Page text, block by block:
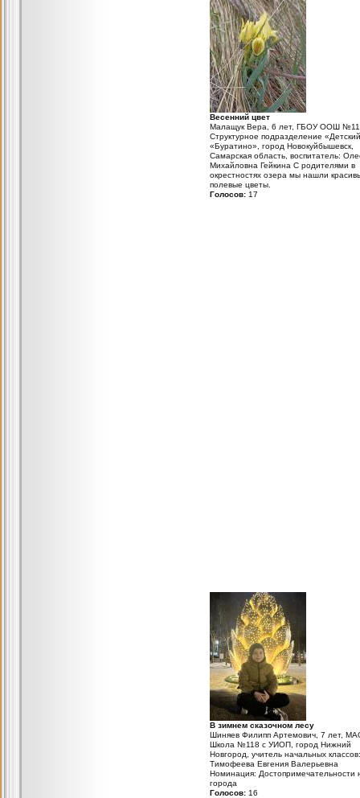
Весенний цвет
Малащук Вера, 6 лет, ГБОУ ООШ
Структурное подразделение
«Буратино», город Новокуйбышевск,
Самарская область, воспитатель:
Михайловна Гейкина С родителями в
окрестностях озера мы нашли
полевые цветы.
Голосов: 17
В зимнем сказочном лесу
Шиняев Филипп Артемович, 7 лет,
Школа №118 с УИОП, город Нижний
Новгород, учитель начальных классов:
Тимофеева Евгения Валерьевна
Номинация: Достопримечательности
города
Голосов: 16